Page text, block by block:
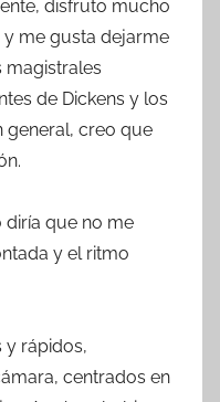
disfruto mucho
y me gusta dejarme
magistrales
de Dickens y los
general, creo que
diría que no me
y el ritmo
y rápidos,
centrados en